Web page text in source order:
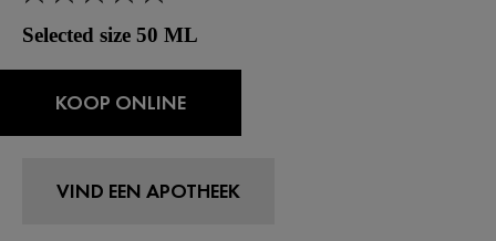
Selected size 50 ML
KOOP ONLINE
VIND EEN APOTHEEK